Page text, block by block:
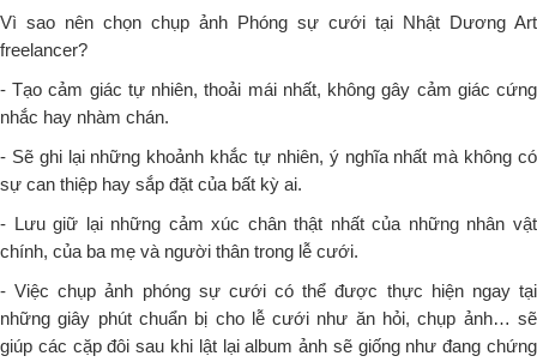
Vì sao nên chọn chụp ảnh Phóng sự cưới tại Nhật Dương Art
freelancer?
- Tạo cảm giác tự nhiên, thoải mái nhất, không gây cảm giác cứng
nhắc hay nhàm chán.
- Sẽ ghi lại những khoảnh khắc tự nhiên, ý nghĩa nhất mà không có
sự can thiệp hay sắp đặt của bất kỳ ai.
- Lưu giữ lại những cảm xúc chân thật nhất của những nhân vật
chính, của ba mẹ và người thân trong lễ cưới.
- Việc chụp ảnh phóng sự cưới có thể được thực hiện ngay tại
những giây phút chuẩn bị cho lễ cưới như ăn hỏi, chụp ảnh… sẽ
giúp các cặp đôi sau khi lật lại album ảnh sẽ giống như đang chứng